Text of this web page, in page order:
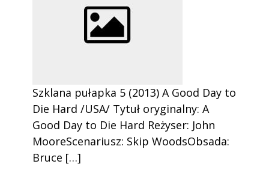
Szklana pułapka 5 (2013) A Good Day to
Die Hard /USA/ Tytuł oryginalny: A
Good Day to Die Hard Reżyser: John
MooreScenariusz: Skip WoodsObsada:
Bruce […]